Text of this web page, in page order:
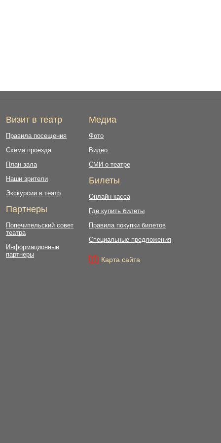
Визит в театр
Правила посещения
Схема проезда
План зала
Наши зрители
Экскурсии в театр
Партнеры
Попечительский совет
театра
Информационные
партнеры
Медиа
Фото
Видео
СМИ о театре
Билеты
Онлайн касса
Где купить билеты
Правила покупки билетов
Специальные предложения
Карта сайта